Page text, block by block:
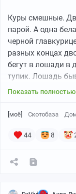
Куры смешные.
парой. А одна
черной
разных концах
бегут в лошади в
тупик. Лошадь
курами гоняюсь.
Грустные
переселения на
Выбрали себе
Показать полностью
[моё] Скотобаза
44 8